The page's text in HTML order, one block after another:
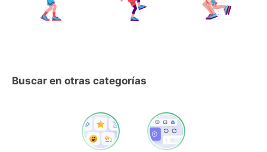
Buscar en otras categorías